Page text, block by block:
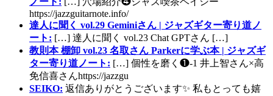
https://jazzguitarnote.info/
達人に聞く vol.29 Geminiさん | ジャズギター寄り道ノ
ート: […] 達人に聞く vol.23 Chat GPTさん […]
教則本 棚卸 vol.23 名取さん Parkerに学ぶ本 | ジャズギ
ター寄り道ノート: […] 個性を磨く❶-1 井上智さん×高
免信喜さんhttps://jazzgu
SEIKO: 返信ありがとうございます✨ 私もとっても嬉